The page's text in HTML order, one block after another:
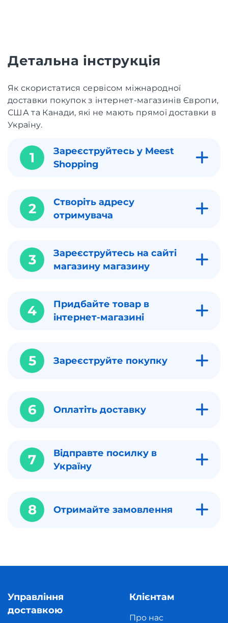
Детальна інструкція
Як скористатися сервісом міжнародної
доставки покупок з інтернет-магазинів Європи,
США та Канади, які не мають прямої доставки в
Україну.
1
Зареєструйтесь у Meest
Shopping
2
Створіть адресу
отримувача
3
Зареєструйтесь на сайті
магазину магазину
4
Придбайте товар в
інтернет-магазині
5 Зареєструйте покупку
6 Оплатіть доставку
7
Відправте посилку в
Україну
8 Отримайте замовлення
Управління
доставкою
Клієнтам
Про нас